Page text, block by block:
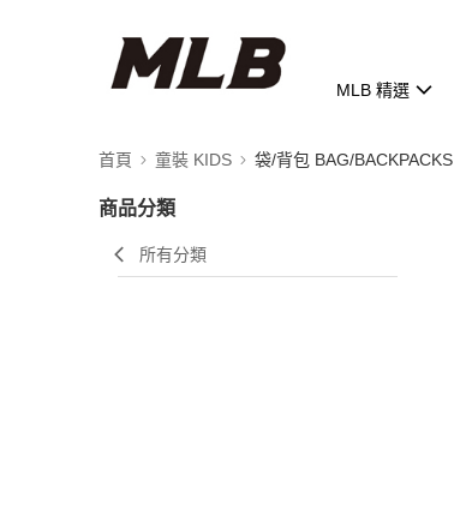
MLB 精選
首頁 童裝 KIDS 袋/背包 BAG/BACKPACKS
商品分類
所有分類